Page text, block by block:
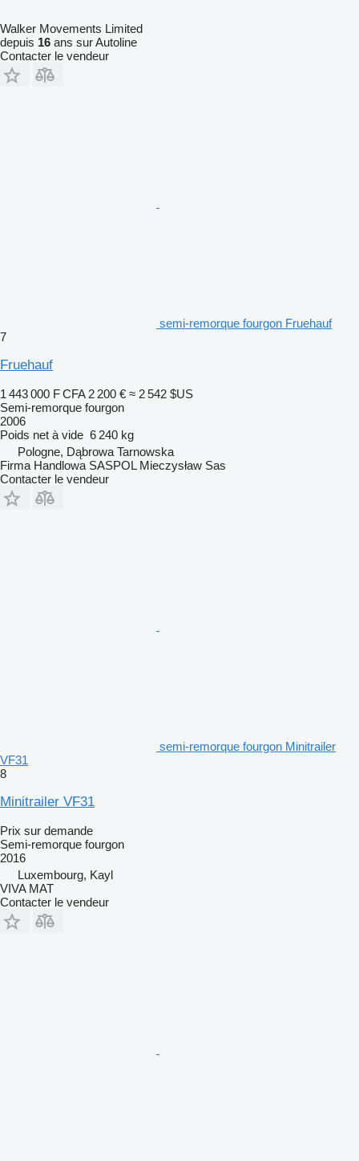
Walker Movements Limited
depuis 16 ans sur Autoline
Contacter le vendeur
semi-remorque fourgon Fruehauf
7
Fruehauf
1 443 000 F CFA 2 200 € ≈ 2 542 $US
Semi-remorque fourgon
2006
Poids net à vide 6 240 kg
Pologne, Dąbrowa Tarnowska
Firma Handlowa SASPOL Mieczysław Sas
Contacter le vendeur
semi-remorque fourgon Minitrailer
VF31
8
Minitrailer VF31
Prix sur demande
Semi-remorque fourgon
2016
Luxembourg, Kayl
VIVA MAT
Contacter le vendeur